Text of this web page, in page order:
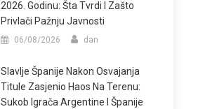
2026. Godinu: Šta Tvrdi I Zašto
Privlači Pažnju Javnosti
06/08/2026 dan
Slavlje Španije Nakon Osvajanja
Titule Zasjenio Haos Na Terenu:
Sukob Igrača Argentine I Španije